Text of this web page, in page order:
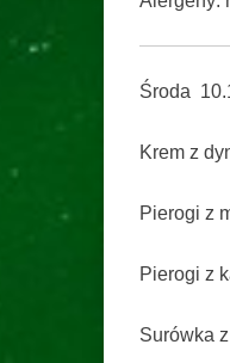
Środa
Krem z
Pierogi z
Pierogi z
Surówka